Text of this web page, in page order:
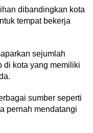
dibandingkan kota
tempat bekerja
sejumlah
di kota yang memiliki
sumber seperti
pernah mendatangi